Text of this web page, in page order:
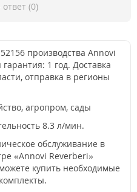
(0)
производства Annovi
1 год. Доставка
отправка в регионы
агропром, сады
8.3 л/мин.
обслуживание в
«Annovi Reverberi»
купить необходимые